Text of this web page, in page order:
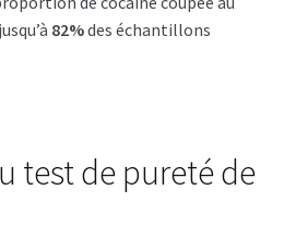
82%des échantillons
test de pureté de